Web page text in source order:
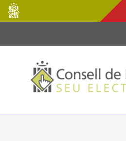
Salta al contingut principal
Consell
de
Mallorca